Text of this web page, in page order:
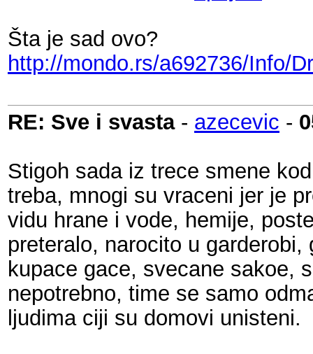
Šta je sad ovo?
http://mondo.rs/a692736/Info/
RE: Sve i svasta- azecevic -
Stigoh sada iz trece smene
treba, mnogi su vraceni jer je
vidu hrane i vode, hemije,
preteralo, narocito u
kupace gace, svecane sakoe,
nepotrebno, time se samo
ljudima ciji su domovi unisteni.